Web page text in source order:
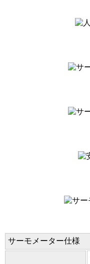
サーモメーター仕様